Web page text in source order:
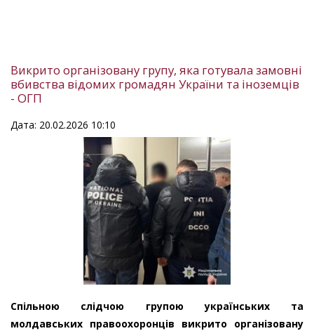
Викрито організовану групу, яка готувала замовні
вбивства відомих громадян України та іноземців
- ОГП
Дата: 20.02.2026 10:10
Спільною слідчою групою українських та
молдавських правоохоронців викрито організовану